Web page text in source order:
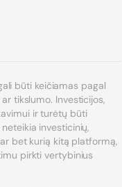
būti keičiamas pagal
tikslumo. Investicijos,
ir turėtų būti
investicinių,
bet kurią kitą platformą,
pirkti vertybinius